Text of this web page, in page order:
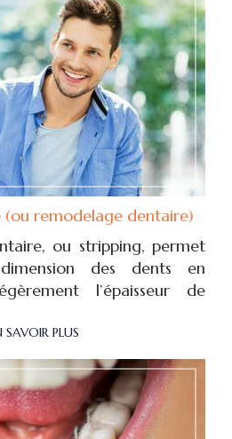
(ou remodelage dentaire)
ou stripping, permet
des dents en
l’épaisseur de
SAVOIR PLUS